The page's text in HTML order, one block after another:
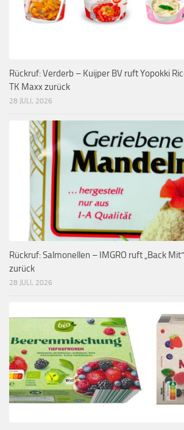
Rückruf: Verderb – Kuijper BV ruft Yopokki
TK Maxx zurück
28 JULI, 2026
Rückruf: Salmonellen – IMGRO ruft „Back
zurück
28 JULI, 2026